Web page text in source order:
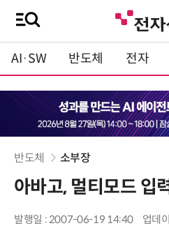
AI·SW 반도체 전자
반도체 소부장
아바고, 멀티모드 입
발행일 : 2007-06-19 14:40
업데